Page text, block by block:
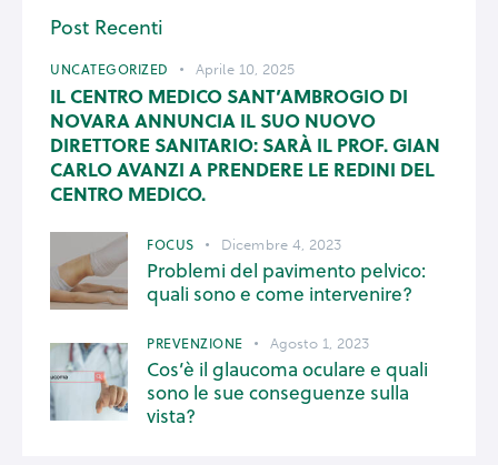
Post Recenti
UNCATEGORIZED Aprile 10, 2025
IL CENTRO MEDICO SANT’AMBROGIO DI
NOVARA ANNUNCIA IL SUO NUOVO
DIRETTORE SANITARIO: SARÀ IL PROF. GIAN
CARLO AVANZI A PRENDERE LE REDINI DEL
CENTRO MEDICO.
FOCUS Dicembre 4, 2023
Problemi del pavimento pelvico:
quali sono e come intervenire?
PREVENZIONE Agosto 1, 2023
Cos’è il glaucoma oculare e quali
sono le sue conseguenze sulla
vista?